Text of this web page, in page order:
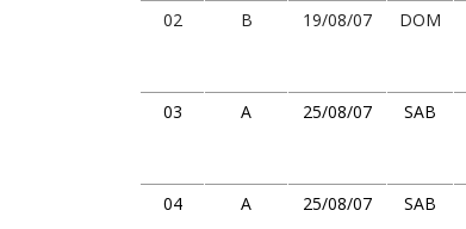
02
B 19/08/07 DOM
03
A 25/08/07 SAB
04
A 25/08/07 SAB